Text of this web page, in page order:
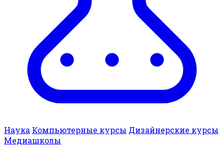
Наука Компьютерные курсы Дизайнерские курсы
Медиашколы